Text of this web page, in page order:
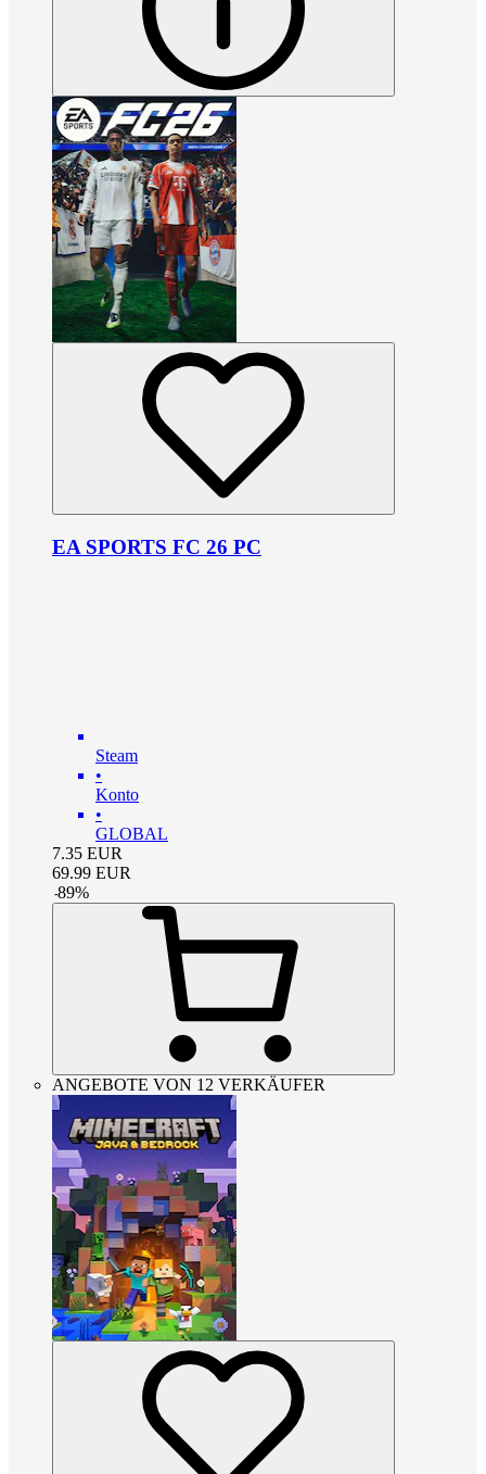
EA SPORTS FC 26 PC
Steam
•
Konto
•
GLOBAL
7.35 EUR
69.99 EUR
-89%
ANGEBOTE VON 12 VERKÄUFER